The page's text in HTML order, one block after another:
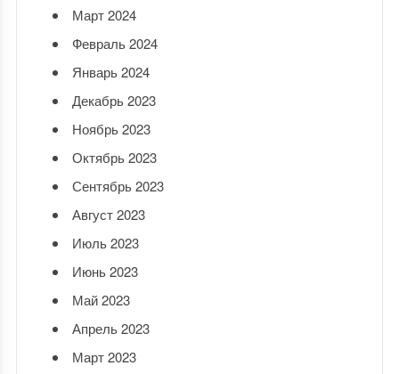
Март 2024
Февраль 2024
Январь 2024
Декабрь 2023
Ноябрь 2023
Октябрь 2023
Сентябрь 2023
Август 2023
Июль 2023
Июнь 2023
Май 2023
Апрель 2023
Март 2023